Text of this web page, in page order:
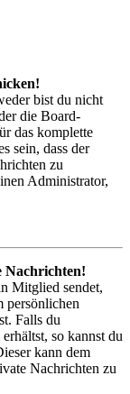
bist du nicht
die Board-
das komplette
sein, dass der
zu
Administrator,
Nachrichten!
Mitglied sendet,
persönlichen
Falls du
so kannst du
kann dem
Nachrichten zu